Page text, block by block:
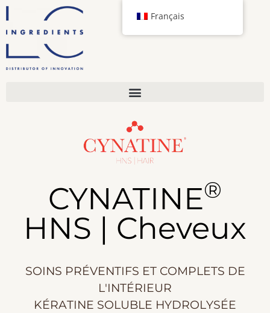
CYNATINE®
HNS | Cheveux
SOINS PRÉVENTIFS ET COMPLETS DE
L'INTÉRIEUR
KÉRATINE SOLUBLE HYDROLYSÉE
Français